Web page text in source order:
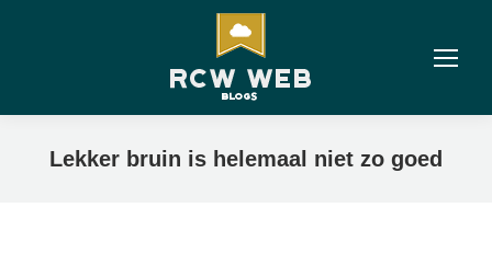
Lekker bruin is helemaal niet zo goed